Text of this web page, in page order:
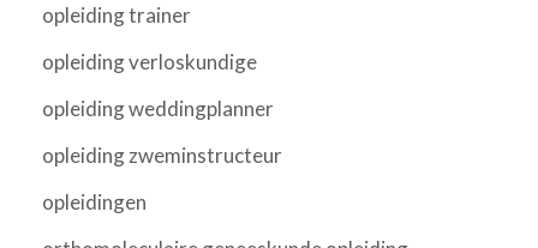
opleiding trainer
opleiding verloskundige
opleiding weddingplanner
opleiding zweminstructeur
opleidingen